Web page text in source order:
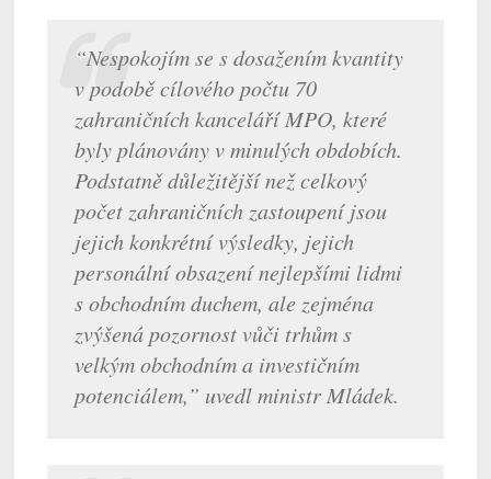
“Nespokojím se s dosažením kvantity
v podobě cílového počtu 70
zahraničních kanceláří MPO, které
byly plánovány v minulých obdobích.
Podstatně důležitější než celkový
počet zahraničních zastoupení jsou
jejich konkrétní výsledky, jejich
personální obsazení nejlepšími lidmi
s obchodním duchem, ale zejména
zvýšená pozornost vůči trhům s
velkým obchodním a investičním
potenciálem,” uvedl ministr Mládek.